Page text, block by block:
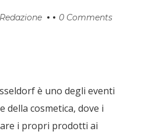
Redazione 0 Comments
è uno degli eventi
cosmetica, dove i
i propri prodotti ai